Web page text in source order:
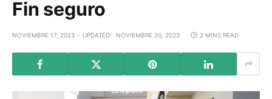
Fin seguro
NOVIEMBRE 17, 2023 UPDATED: NOVIEMBRE 20, 2023 2 MINS READ